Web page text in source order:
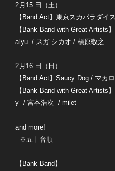
2月15 日（土）
【Band Act】東京スカパラダイ
【Bank Band with Great Artists】
alyu / スガ シカオ / 槇原敬之
2月16 日（日）
【Band Act】Saucy Dog / マカ
【Bank Band with Great Artists
y / 宮本浩次 / milet
and more!
※五十音順
【Bank Band】